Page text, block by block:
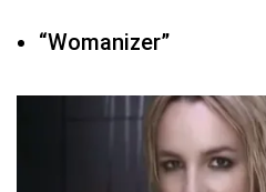
“Womanizer”